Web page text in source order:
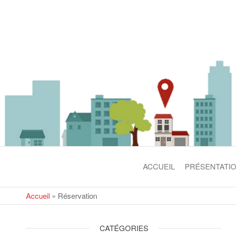
LA GRANGE
ACCUEIL
Accueil » Réservation
CATÉGORIES